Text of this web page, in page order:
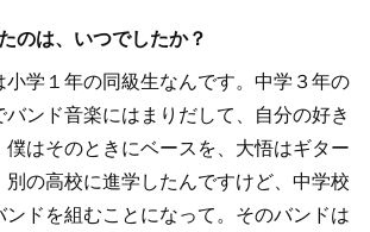
のは、いつでしたか？
学１年の同級生なんです。中学３年の
ンド音楽にはまりだして、自分の好き
はそのときにベースを、大悟はギター
別の高校に進学したんですけど、中学校
ドを組むことになって。そのバンドは